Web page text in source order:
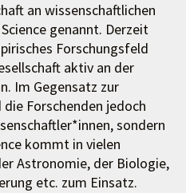
an wissenschaftlichen
genannt. Derzeit
Forschungsfeld
aktiv an der
Im Gegensatz zur
Forschenden jedoch
sondern
kommt in vielen
Astronomie, der Biologie,
etc. zum Einsatz.